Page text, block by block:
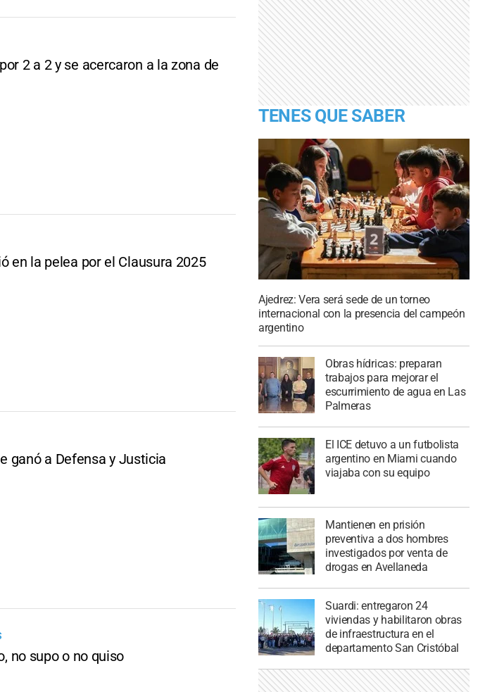
2 a 2 y se acercaron a la zona de
en la pelea por el Clausura 2025
ganó a Defensa y Justicia
no supo o no quiso
TENES QUE SABER
Ajedrez: Vera será sede de un torneo
internacional con la presencia del campeón
argentino
Obras hídricas: preparan
trabajos para mejorar el
escurrimiento de agua en Las
Palmeras
El ICE detuvo a un futbolista
argentino en Miami cuando
viajaba con su equipo
Mantienen en prisión
preventiva a dos hombres
investigados por venta de
drogas en Avellaneda
Suardi: entregaron 24
viviendas y habilitaron obras
de infraestructura en el
departamento San Cristóbal